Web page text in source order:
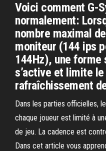
Voici comment G-
normalement:
nombre maximal
moniteur (144 ips
144Hz), une
s’active et limite
rafraîchissement
Dans les parties officielles,
chaque joueur est limité à
de jeu. La cadence est
Dans cet article vous